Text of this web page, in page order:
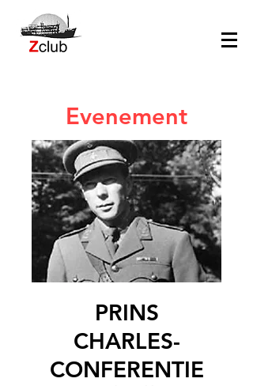
Evenement
PRINS
CHARLES-
CONFERENTIE